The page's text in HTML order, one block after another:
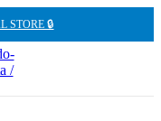
STORE 🔒